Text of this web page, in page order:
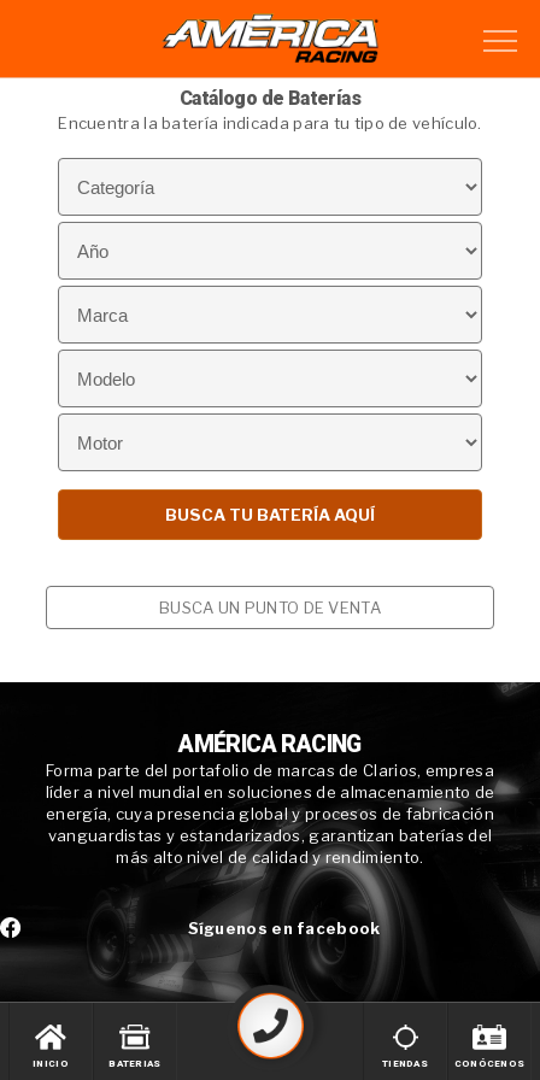
Catálogo de Baterías
Encuentra la batería indicada para tu tipo de vehículo.
BUSCA UN PUNTO DE VENTA
AMÉRICA RACING
Forma parte del portafolio de marcas de Clarios, empresa
líder a nivel mundial en soluciones de almacenamiento de
energía, cuya presencia global y procesos de fabricación
vanguardistas y estandarizados, garantizan baterías del
más alto nivel de calidad y rendimiento.
Síguenos en facebook
INICIO BATERIAS TIENDAS CONÓCENOS